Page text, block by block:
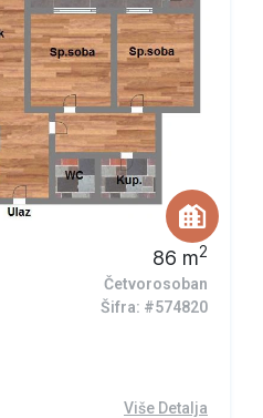
86 m2
Četvorosoban
Šifra: #574820
Više Detalja